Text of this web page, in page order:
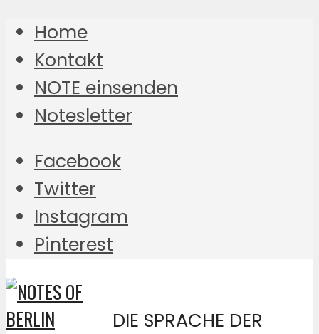
Home
Kontakt
NOTE einsenden
Notesletter
Facebook
Twitter
Instagram
Pinterest
DIE SPRACHE DER